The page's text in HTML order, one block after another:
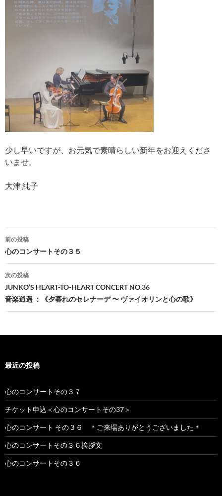
少し早いですが、お元気で素晴らしい新年をお迎えくださ
いませ。
大津 純子
投
稿
ナ
ビ
ゲ
シ
ョ
前の投稿
心のコンサートその３５
次の投稿
JUNKO’S HEART-TO-HEART CONCERT NO.36
音楽逍遥 ：《夕暮れのセレナーデ 〜 ヴァイオリンと心の歌》
最近の投稿
心のコンサートその３７
チケット申込＜心のコンサートその37＞
心のコンサート その３６ ＊ご来場ありがとうございました＊
心のコンサートその３６挨拶文
心のコンサートその３６